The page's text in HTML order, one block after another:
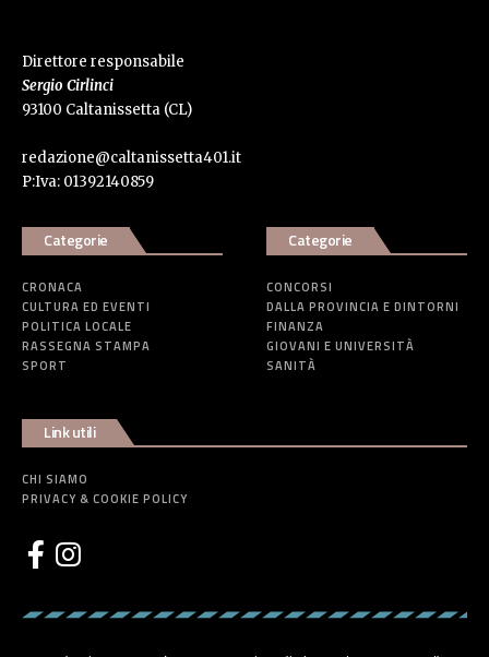
Direttore responsabile
Sergio Cirlinci
93100 Caltanissetta (CL)
redazione@caltanissetta401.it
P:Iva: 01392140859
Categorie
CRONACA
CULTURA ED EVENTI
POLITICA LOCALE
RASSEGNA STAMPA
SPORT
Categorie
CONCORSI
DALLA PROVINCIA E DINTORNI
FINANZA
GIOVANI E UNIVERSITÀ
SANITÀ
Link utili
CHI SIAMO
PRIVACY & COOKIE POLICY